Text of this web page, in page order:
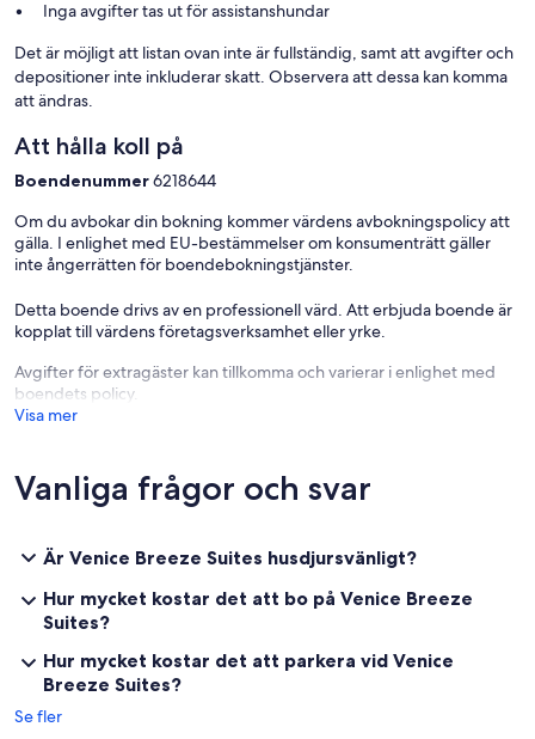
Inga avgifter tas ut för assistanshundar
Det är möjligt att listan ovan inte är fullständig, samt att avgifter och
depositioner inte inkluderar skatt. Observera att dessa kan komma
att ändras.
Att hålla koll på
Boendenummer6218644
Om du avbokar din bokning kommer värdens avbokningspolicy att
gälla. I enlighet med EU-bestämmelser om konsumenträtt gäller
inte ångerrätten för boendebokningstjänster.
Detta boende drivs av en professionell värd. Att erbjuda boende är
kopplat till värdens företagsverksamhet eller yrke.
Avgifter för extragäster kan tillkomma och varierar i enlighet med
boendets policy.
Visa mer
Vanliga frågor och svar
Är Venice Breeze Suites husdjursvänligt?
Hur mycket kostar det att bo på Venice Breeze
Suites?
Hur mycket kostar det att parkera vid Venice
Breeze Suites?
Se fler